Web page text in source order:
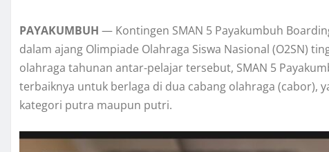
PAYAKUMBUH — Kontingen SMAN 5 Payakumbuh
dalam ajang Olimpiade Olahraga Siswa Nasional (O2SN)
olahraga tahunan antar-pelajar tersebut, SMAN 5
terbaiknya untuk berlaga di dua cabang olahraga (cabor),
kategori putra maupun putri.